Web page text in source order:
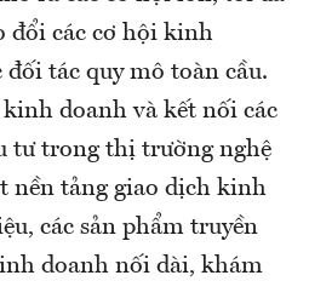
đổi các cơ hội kinh
tác quy mô toàn cầu.
doanh và kết nối các
tư trong thị trường nghệ
nền tảng giao dịch kinh
các sản phẩm truyền
doanh nối dài, khám